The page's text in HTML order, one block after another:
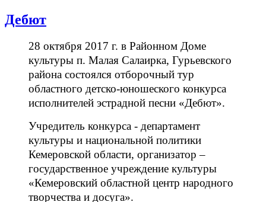
Дебют
28 октября 2017 г. в Районном Доме
культуры п. Малая Салаирка, Гурьевского
района состоялся отборочный тур
областного детско-юношеского конкурса
исполнителей эстрадной песни «Дебют».
Учредитель конкурса - департамент
культуры и национальной политики
Кемеровской области, организатор –
государственное учреждение культуры
«Кемеровский областной центр народного
творчества и досуга».